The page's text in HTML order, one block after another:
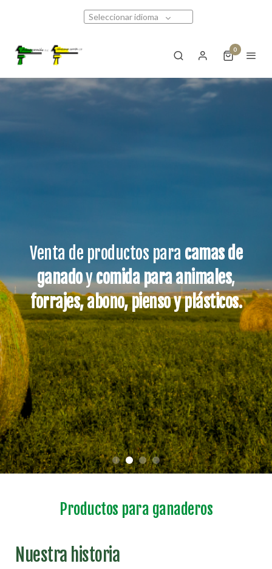
Seleccionar idioma
0
Venta de productos para camas de
ganadoycomida para animales,
forrajes, abono, pienso y plásticos.
Productos para ganaderos
Nuestra historia